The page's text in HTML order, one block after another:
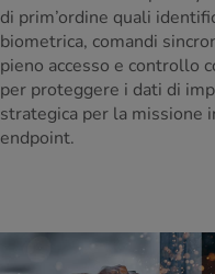
di prim’ordine quali
biometrica, comandi
pieno accesso e controllo
per proteggere i dati di
strategica per la missione
endpoint.